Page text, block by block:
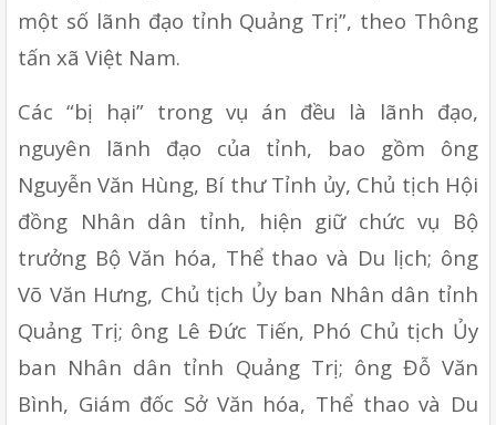
một số lãnh đạo tỉnh Quảng Trị”, theo Thông
tấn xã Việt Nam.
Các “bị hại” trong vụ án đều là lãnh đạo,
nguyên lãnh đạo của tỉnh, bao gồm ông
Nguyễn Văn Hùng, Bí thư Tỉnh ủy, Chủ tịch Hội
đồng Nhân dân tỉnh, hiện giữ chức vụ Bộ
trưởng Bộ Văn hóa, Thể thao và Du lịch; ông
Võ Văn Hưng, Chủ tịch Ủy ban Nhân dân tỉnh
Quảng Trị; ông Lê Đức Tiến, Phó Chủ tịch Ủy
ban Nhân dân tỉnh Quảng Trị; ông Đỗ Văn
Bình, Giám đốc Sở Văn hóa, Thể thao và Du